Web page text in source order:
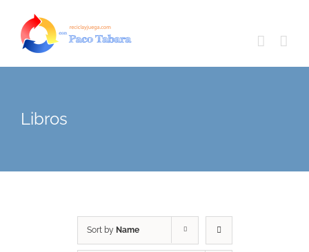
content
Libros
Sort by Name